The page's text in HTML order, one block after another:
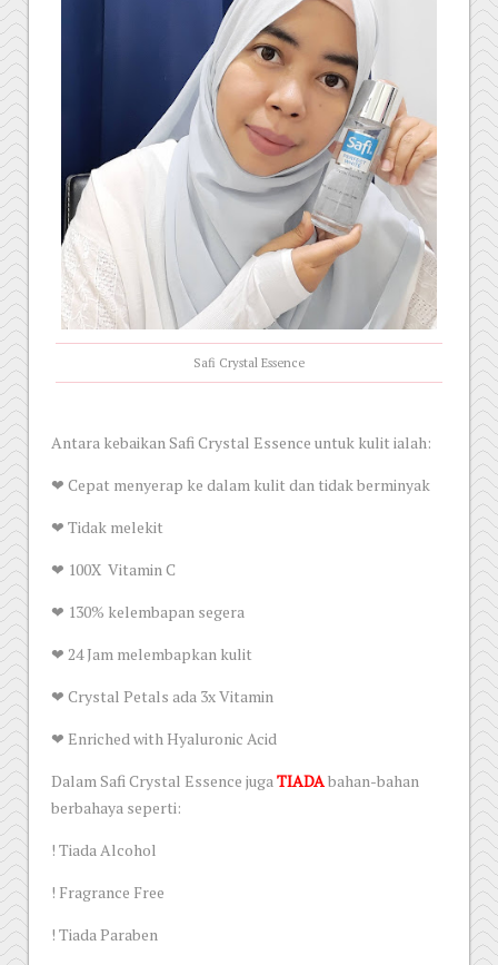
Safi Crystal Essence
Antara kebaikan Safi Crystal Essence untuk kulit ialah:
❤ Cepat menyerap ke dalam kulit dan tidak berminyak
❤ Tidak melekit
❤ 100X Vitamin C
❤ 130% kelembapan segera
❤ 24 Jam melembapkan kulit
❤ Crystal Petals ada 3x Vitamin
❤ Enriched with Hyaluronic Acid
Dalam Safi Crystal Essence jugaTIADAbahan-bahan
berbahaya seperti:
! Tiada Alcohol
! Fragrance Free
! Tiada Paraben